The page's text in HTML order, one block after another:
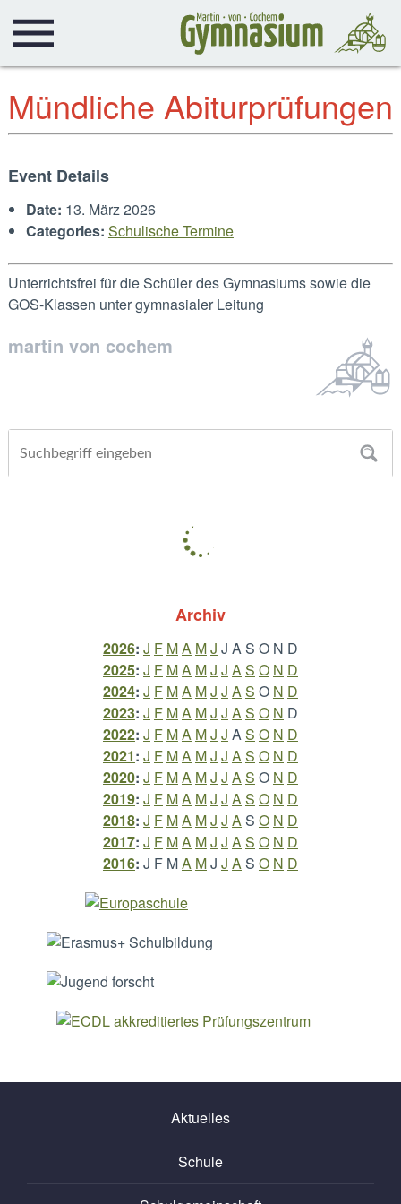
Mündliche Abiturprüfungen
Event Details
Date: 13. März 2026
Categories: Schulische Termine
Unterrichtsfrei für die Schüler des Gymnasiums sowie die
GOS-Klassen unter gymnasialer Leitung
martin von cochem
Archiv
2026: J F MA MJ J AS O N D
2025: J F MA MJ J AS O N D
2024: J F MA MJ J AS O N D
2023: J F MA MJ J AS O N D
2022: J F MA MJ J AS O N D
2021: J F MA MJ J AS O N D
2020: J F MA MJ J AS O N D
2019: J F MA MJ J AS O N D
2018: J F MA MJ J AS O N D
2017: J F MA MJ J AS O N D
2016: J F MA MJ J AS O N D
Aktuelles
Schule